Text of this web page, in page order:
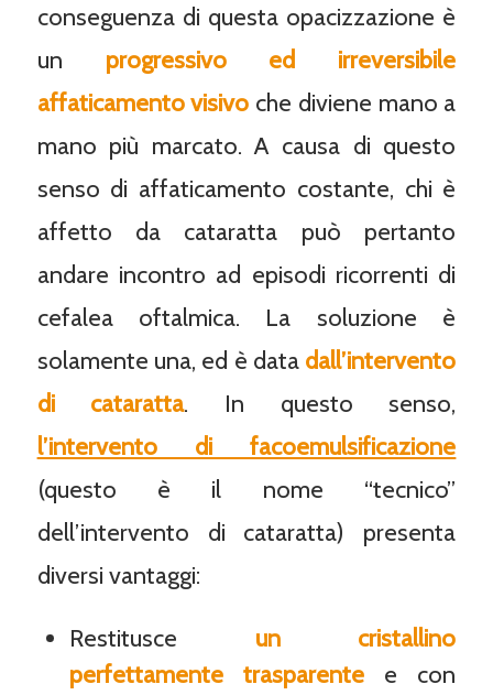
conseguenza di questa opacizzazione è
un progressivo ed irreversibile
affaticamento visivo che diviene mano a
mano più marcato. A causa di questo
senso di affaticamento costante, chi è
affetto da cataratta può pertanto
andare incontro ad episodi ricorrenti di
cefalea oftalmica. La soluzione è
solamente una, ed è data dall’intervento
di cataratta. In questo senso,
l’intervento di facoemulsificazione
(questo è il nome “tecnico”
dell’intervento di cataratta) presenta
diversi vantaggi:
Restitusce un cristallino
perfettamente trasparentee con